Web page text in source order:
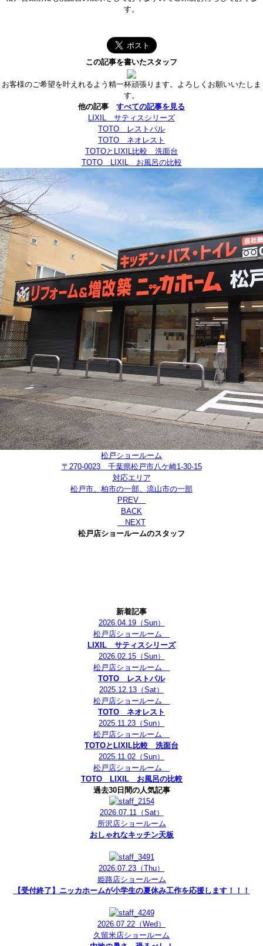
す。
この記事を書いたスタッフ
お客様のご希望を叶えれるよう精一杯頑張ります。よろしくお願いいたしま
す。
他の記事 すべての記事を見る
LIXIL サティスシリーズ
TOTO レストパル
TOTO ネオレスト
TOTOとLIXIL比較 洗面台
TOTO LIXIL お風呂の比較
松戸ショールーム
〒270-0023 千葉県松戸市八ケ崎1-30-15
対応エリア
松戸市、柏市の一部、流山市の一部
PREV
BACK
NEXT
松戸店ショールームのスタッフ
新着記事
2026.04.19（Sun）
松戸店ショールーム
LIXIL サティスシリーズ
2026.02.15（Sun）
松戸店ショールーム
TOTO レストパル
2025.12.13 （Sat）
松戸店ショールーム
TOTO ネオレスト
2025.11.23 （Sun）
松戸店ショールーム
TOTOとLIXIL比較 洗面台
2025.11.02 （Sun）
松戸店ショールーム
TOTO LIXIL お風呂の比較
過去30日間の人気記事
2026.07.11（Sat）
所沢店ショールーム
おしゃれなキッチン天板
2026.07.23 （Thu）
姫路店ショールーム
【受付終了】ニッカホームが小学生の夏休み工作を応援します！！！
2026.07.22 （Wed）
久留米店ショールーム